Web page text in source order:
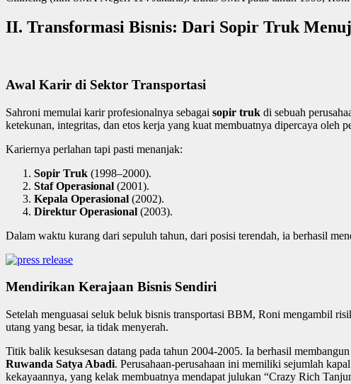
II. Transformasi Bisnis: Dari Sopir Truk
Awal Karir di Sektor Transportasi
Sahroni memulai karir profesionalnya sebagai sopir truk di sebuah
ketekunan, integritas, dan etos kerja yang kuat membuatnya dipercaya oleh
Kariernya perlahan tapi pasti menanjak:
Sopir Truk (1998–2000).
Staf Operasional (2001).
Kepala Operasional (2002).
Direktur Operasional (2003).
Dalam waktu kurang dari sepuluh tahun, dari posisi terendah, ia berhasil
Mendirikan Kerajaan Bisnis Sendiri
Setelah menguasai seluk beluk bisnis transportasi BBM, Roni mengambil
utang yang besar, ia tidak menyerah.
Titik balik kesuksesan datang pada tahun 2004-2005. Ia berhasil
Ruwanda Satya Abadi. Perusahaan-perusahaan ini memiliki sejumlah
kekayaannya, yang kelak membuatnya mendapat julukan “Crazy Rich